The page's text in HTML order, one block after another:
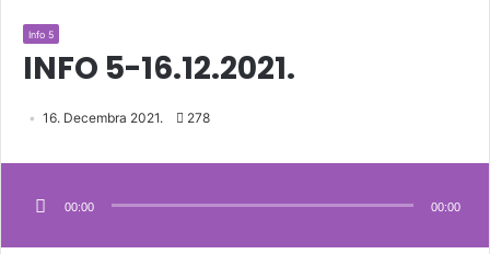
Info 5
INFO 5-16.12.2021.
16. Decembra 2021. 278
00:00 00:00